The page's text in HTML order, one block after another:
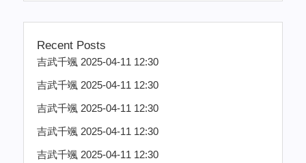
Recent Posts
吉武千颯 2025-04-11 12:30
吉武千颯 2025-04-11 12:30
吉武千颯 2025-04-11 12:30
吉武千颯 2025-04-11 12:30
吉武千颯 2025-04-11 12:30